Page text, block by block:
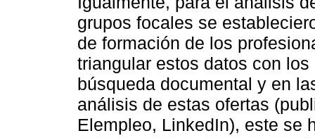
grupos focales se
de formación de los
triangular estos datos con
búsqueda documental y en
análisis de estas ofertas
Elempleo, LinkedIn), este se